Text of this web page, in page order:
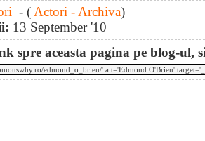
- ( Actori - Archiva)
13 September '10
spre aceasta pagina pe blog-ul,